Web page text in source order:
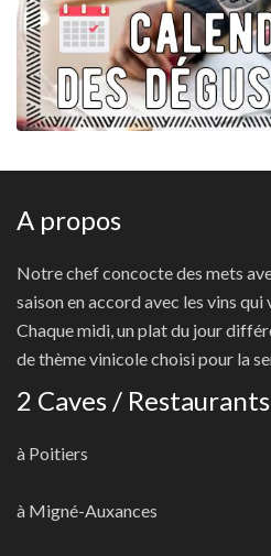
A propos
Notre chef concocte des mets
saison en accord avec les vins
Chaque midi, un plat du jour
de thème vinicole choisi pour la
2 Caves / Restaurants
à Poitiers
à Migné-Auxances